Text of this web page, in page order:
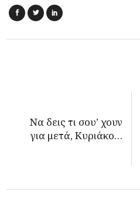
Να δεις τι σου’ χουν
για μετά, Κυριάκο…